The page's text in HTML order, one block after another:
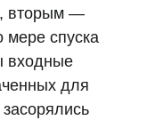
вторым —
мере спуска
входные
для